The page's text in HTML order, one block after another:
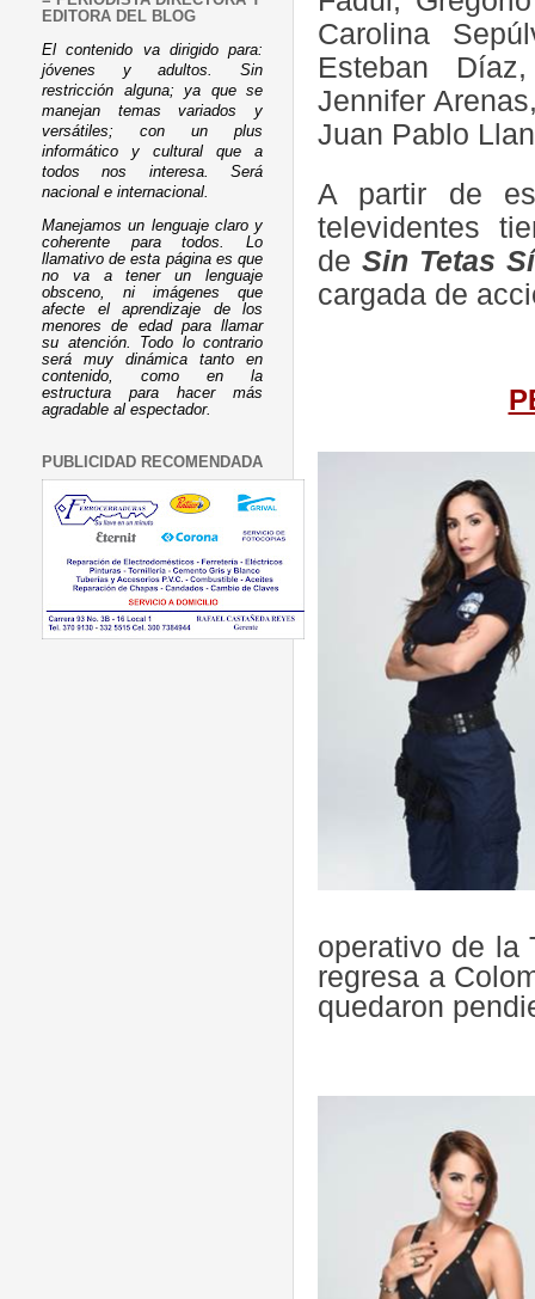
Carolina
Esteban
Jennifer
Juan Pablo
A partir de
televidentes
de Sin Tetas
cargada de
operativo de la
regresa a
quedaron
EDITORA DEL BLOG
El contenido va dirigido para:
jóvenes y adultos. Sin
restricción alguna; ya que se
manejan temas variados y
versátiles; con un plus
informático y cultural que a
todos nos interesa. Será
nacional e internacional.
Manejamos un lenguaje claro y
coherente para todos. Lo
llamativo de esta página es que
no va a tener un lenguaje
obsceno, ni imágenes que
afecte el aprendizaje de los
menores de edad para llamar
su atención. Todo lo contrario
será muy dinámica tanto en
contenido, como en la
estructura para hacer más
agradable al espectador.
PUBLICIDAD RECOMENDADA